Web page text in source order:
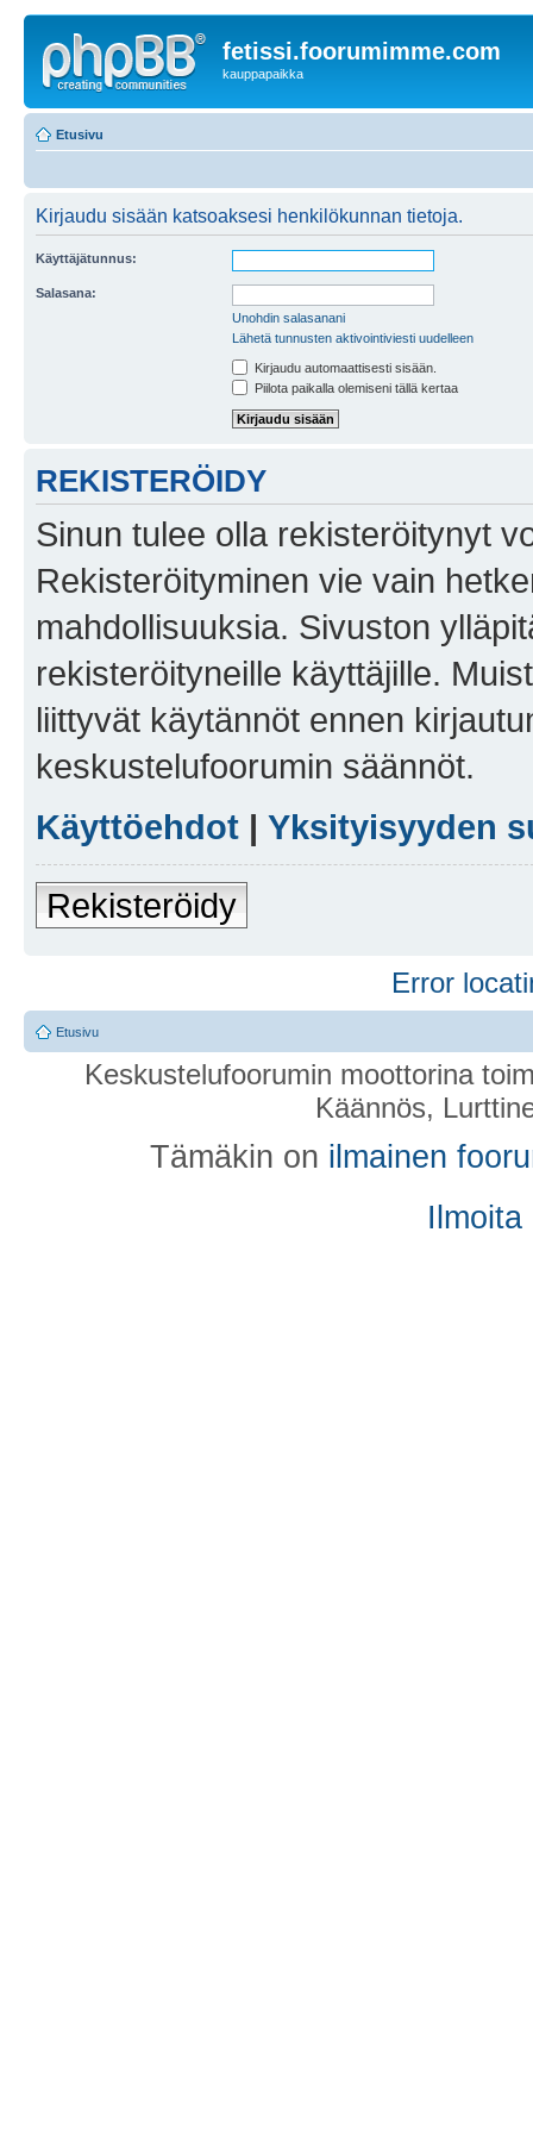
fetissi.foorumimme.com
kauppapaikka
Etusivu
Kirjaudu sisään katsoaksesi henkilökunnan tietoja.
Käyttäjätunnus:
Salasana:
Unohdin salasanani
Lähetä tunnusten aktivointiviesti uudelleen
Kirjaudu automaattisesti sisään.
Piilota paikalla olemiseni tällä kertaa
REKISTERÖIDY
Sinun tulee olla rekisteröitynyt
Rekisteröityminen vie vain
mahdollisuuksia. Sivuston
rekisteröityneille käyttäjille.
liittyvät käytännöt ennen
keskustelufoorumin säännöt.
Käyttöehdot | Yksityisyyden
Rekisteröidy
Error
Etusivu
Keskustelufoorumin moottorina
Käännös,
Tämäkin on ilmainen